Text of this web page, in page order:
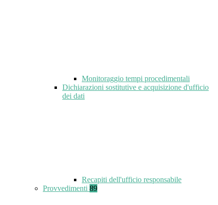
Monitoraggio tempi procedimentali
Dichiarazioni sostitutive e acquisizione d'ufficio
dei dati
Recapiti dell'ufficio responsabile
Provvedimenti 89